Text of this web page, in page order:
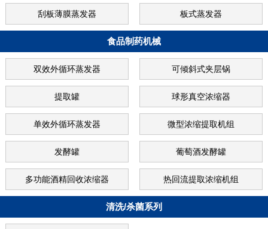
刮板薄膜蒸发器 板式蒸发器
食品制药机械
双效外循环蒸发器 可倾斜式夹层锅
提取罐 球形真空浓缩器
单效外循环蒸发器 微型浓缩提取机组
发酵罐 葡萄酒发酵罐
多功能酒精回收浓缩器 热回流提取浓缩机组
清洗/杀菌系列